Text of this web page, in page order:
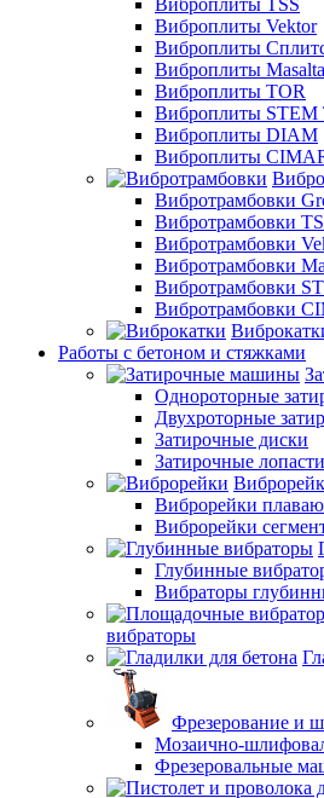
Виброплиты TSS
Виброплиты Vektor
Виброплиты
Виброплиты Masalta
Виброплиты TOR
Виброплиты STEM
Виброплиты DIAM
Виброплиты
Вибротрамбовки
Вибротрамбовки
Вибротрамбовки
Вибротрамбовки
Вибротрамбовки
Вибротрамбовки
Работы с бетоном и стяжками
Однороторные
Двухроторные
Затирочные диски
Затирочные лопасти
Виброрейки
Виброрейки
Глубинные
Вибраторы
вибраторы
Фрезерование и
Мозаично-
Фрезеровальные